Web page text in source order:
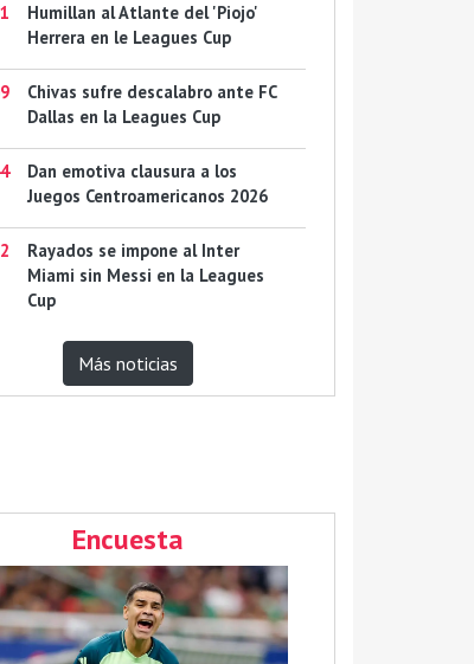
Humillan al Atlante del 'Piojo'
Herrera en le Leagues Cup
Chivas sufre descalabro ante FC
Dallas en la Leagues Cup
Dan emotiva clausura a los
Juegos Centroamericanos 2026
Rayados se impone al Inter
Miami sin Messi en la Leagues
Cup
Más noticias
Encuesta